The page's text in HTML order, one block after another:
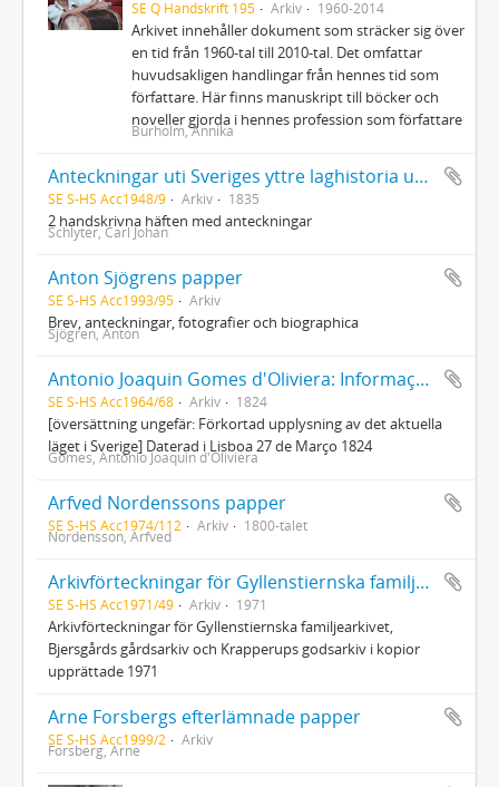
SE Q Handskrift 195 Arkiv 1960-2014
Arkivet innehåller dokument som sträcker sig över
en tid från 1960-tal till 2010-tal. Det omfattar
huvudsakligen handlingar från hennes tid som
författare. Här finns manuskript till böcker och
noveller gjorda i hennes profession som författare
Burholm, Annika
Anteckningar uti Sveriges yttre laghistoria under professor Schlyters föreläsningar Upsala vårterminen 1835
SE S-HS Acc1948/9 Arkiv 1835
2 handskrivna häften med anteckningar
Schlyter, Carl Johan
Anton Sjögrens papper
SE S-HS Acc1993/95 Arkiv
Brev, anteckningar, fotografier och biographica
Sjögren, Anton
Antonio Joaquin Gomes d'Oliviera: Informação abreviada do estado actual da Suecia
SE S-HS Acc1964/68 Arkiv 1824
[översättning ungefär: Förkortad upplysning av det aktuella
läget i Sverige] Daterad i Lisboa 27 de Março 1824
Gomes, Antonio Joaquin d'Oliviera
Arfved Nordenssons papper
SE S-HS Acc1974/112 Arkiv 1800-talet
Nordensson, Arfved
Arkivförteckningar för Gyllenstiernska familjearkivet, Bjersgårds gårdsarkiv och Krapperups godsarkiv
SE S-HS Acc1971/49 Arkiv 1971
Arkivförteckningar för Gyllenstiernska familjearkivet,
Bjersgårds gårdsarkiv och Krapperups godsarkiv i kopior
upprättade 1971
Arne Forsbergs efterlämnade papper
SE S-HS Acc1999/2 Arkiv
Forsberg, Arne